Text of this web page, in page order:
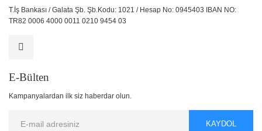
T.İş Bankası / Galata Şb. Şb.Kodu: 1021 / Hesap No: 0945403 IBAN NO:
TR82 0006 4000 0011 0210 9454 03
E-Bülten
Kampanyalardan ilk siz haberdar olun.
KAYDOL